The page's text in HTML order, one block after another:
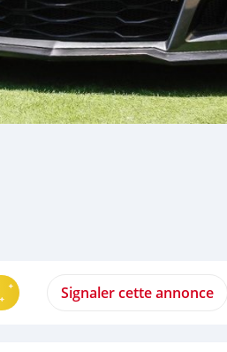
Signaler cette annonce